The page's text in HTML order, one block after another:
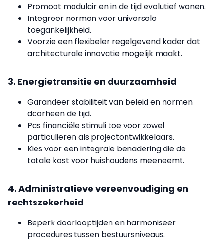
Promoot modulair en in de tijd evolutief wonen.
Integreer normen voor universele
toegankelijkheid.
Voorzie een flexibeler regelgevend kader dat
architecturale innovatie mogelijk maakt.
3. Energietransitie en duurzaamheid
Garandeer stabiliteit van beleid en normen
doorheen de tijd.
Pas financiële stimuli toe voor zowel
particulieren als projectontwikkelaars.
Kies voor een integrale benadering die de
totale kost voor huishoudens meeneemt.
4. Administratieve vereenvoudiging en
rechtszekerheid
Beperk doorlooptijden en harmoniseer
procedures tussen bestuursniveaus.